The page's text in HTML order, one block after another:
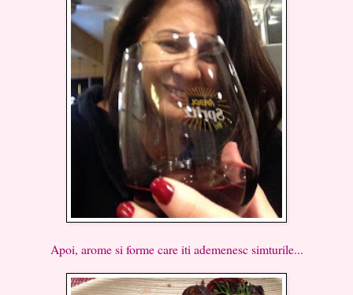
Apoi, arome si forme care iti ademenesc simturile...